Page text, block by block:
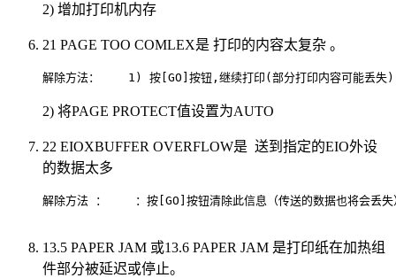
2) 增加打印机内存
21 PAGE TOO COMLEX是 打印的内容太复杂 。
解除方法：    1) 按[GO]
2) 将PAGE PROTECT值设置为AUTO
22 EIOХBUFFER OVERFLOW是 送到指定的EIO外设
的数据太多
解除方法 ：    ：按[GO]
13.5 PAPER JAM 或13.6 PAPER JAM 是打印纸在加热组
件部分被延迟或停止。